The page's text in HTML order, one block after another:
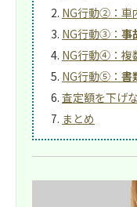
NG行動②：車
NG行動③： 事
NG行動④：複
NG行動⑤： 書
査定額を下げ
まとめ